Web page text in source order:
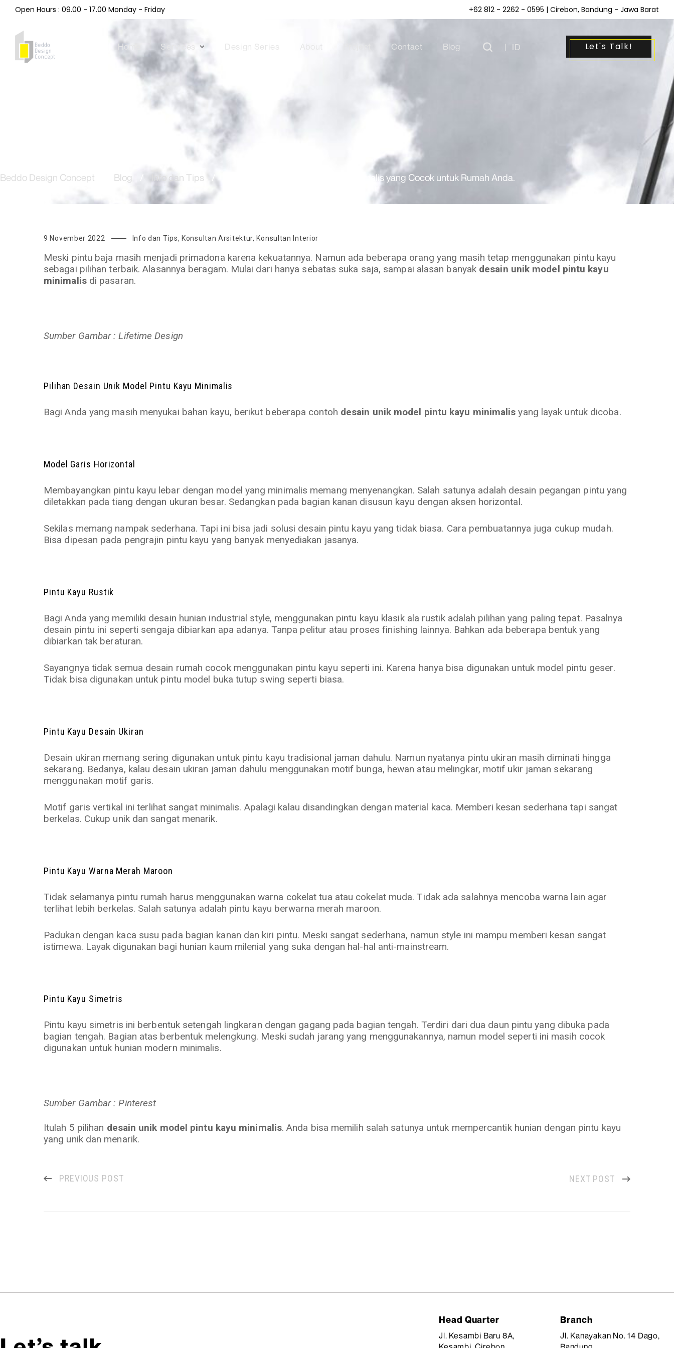
Open Hours : 09.00 - 17.00 Monday - Friday +62 812 - 2262 - 0595 | Cirebon, Bandung - Jawa Barat
Home Services Design Series About Contact Blog | ID Let's Talk!
Beddo Design Concept Blog Info dan Tips / Desain Unik Model Pintu Kayu Minimalis yang Cocok untuk Rumah Anda.
9 November 2022 Info dan Tips, Konsultan Arsitektur, Konsultan Interior
Meski pintu baja masih menjadi primadona karena kekuatannya. Namun ada beberapa orang yang masih tetap menggunakan pintu kayu
sebagai pilihan terbaik. Alasannya beragam. Mulai dari hanya sebatas suka saja, sampai alasan banyak desain unik model pintu kayu
minimalisdi pasaran.
Sumber Gambar : Lifetime Design
Pilihan Desain Unik Model Pintu Kayu Minimalis
Bagi Anda yang masih menyukai bahan kayu, berikut beberapa contoh desain unik model pintu kayu minimalis yang layak untuk dicoba.
Model Garis Horizontal
Membayangkan pintu kayu lebar dengan model yang minimalis memang menyenangkan. Salah satunya adalah desain pegangan pintu yang
diletakkan pada tiang dengan ukuran besar. Sedangkan pada bagian kanan disusun kayu dengan aksen horizontal.
Sekilas memang nampak sederhana. Tapi ini bisa jadi solusi desain pintu kayu yang tidak biasa. Cara pembuatannya juga cukup mudah.
Bisa dipesan pada pengrajin pintu kayu yang banyak menyediakan jasanya.
Pintu Kayu Rustik
Bagi Anda yang memiliki desain hunian industrial style, menggunakan pintu kayu klasik ala rustik adalah pilihan yang paling tepat. Pasalnya
desain pintu ini seperti sengaja dibiarkan apa adanya. Tanpa pelitur atau proses finishing lainnya. Bahkan ada beberapa bentuk yang
dibiarkan tak beraturan.
Sayangnya tidak semua desain rumah cocok menggunakan pintu kayu seperti ini. Karena hanya bisa digunakan untuk model pintu geser.
Tidak bisa digunakan untuk pintu model buka tutup swing seperti biasa.
Pintu Kayu Desain Ukiran
Desain ukiran memang sering digunakan untuk pintu kayu tradisional jaman dahulu. Namun nyatanya pintu ukiran masih diminati hingga
sekarang. Bedanya, kalau desain ukiran jaman dahulu menggunakan motif bunga, hewan atau melingkar, motif ukir jaman sekarang
menggunakan motif garis.
Motif garis vertikal ini terlihat sangat minimalis. Apalagi kalau disandingkan dengan material kaca. Memberi kesan sederhana tapi sangat
berkelas. Cukup unik dan sangat menarik.
Pintu Kayu Warna Merah Maroon
Tidak selamanya pintu rumah harus menggunakan warna cokelat tua atau cokelat muda. Tidak ada salahnya mencoba warna lain agar
terlihat lebih berkelas. Salah satunya adalah pintu kayu berwarna merah maroon.
Padukan dengan kaca susu pada bagian kanan dan kiri pintu. Meski sangat sederhana, namun style ini mampu memberi kesan sangat
istimewa. Layak digunakan bagi hunian kaum milenial yang suka dengan hal-hal anti-mainstream.
Pintu Kayu Simetris
Pintu kayu simetris ini berbentuk setengah lingkaran dengan gagang pada bagian tengah. Terdiri dari dua daun pintu yang dibuka pada
bagian tengah. Bagian atas berbentuk melengkung. Meski sudah jarang yang menggunakannya, namun model seperti ini masih cocok
digunakan untuk hunian modern minimalis.
Sumber Gambar : Pinterest
Itulah 5 pilihan desain unik model pintu kayu minimalis. Anda bisa memilih salah satunya untuk mempercantik hunian dengan pintu kayu
yang unik dan menarik.
PREVIOUS POST NEXT POST
Head Quarter
Jl. Kesambi Baru 8A,
Branch
Jl. Kanayakan No. 14 Dago,